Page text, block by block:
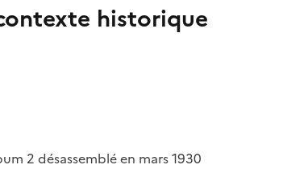
historique
2 désassemblé en mars 1930